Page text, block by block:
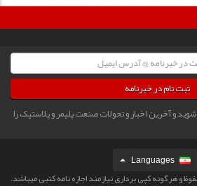
ثبت نام در خبرنامه
و آخرین اخبار و تحولات صنعت پلیمر و پلاستیک را
و هرگونه کپی برداری نیازمند اجازه نامه کتبی میباشد.